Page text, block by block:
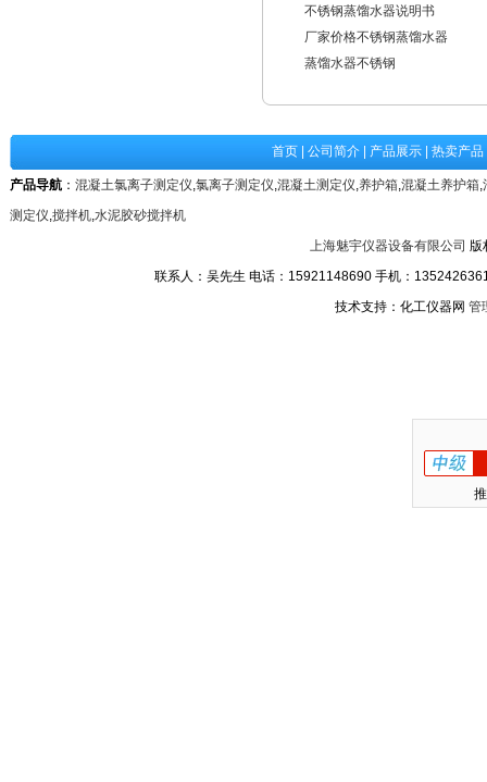
不锈钢蒸馏水器说明书
厂家价格不锈钢蒸馏水器
蒸馏水器不锈钢
首页 公司简介 产品展示 热卖产品
产品导航 ： 混凝土氯离子测定仪,氯离子测定仪,混凝土测定仪,养护箱,混凝土养护箱,
测定仪,搅拌机,水泥胶砂搅拌机
上海魅宇仪器设备有限公司 版
联系人：吴先生 电话：15921148690 手机：
技术支持：化工仪器网 管